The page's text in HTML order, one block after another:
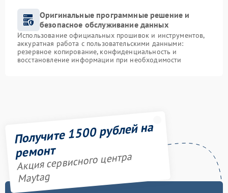
Оригинальные программные решение и
безопасное обслуживание данных
Использование официальных прошивок и инструментов,
аккуратная работа с пользовательскими данными:
резервное копирование, конфиденциальность и
восстановление информации при необходимости
Получите 1500 рублей на
ремонт
Акция сервисного центра
Maytag